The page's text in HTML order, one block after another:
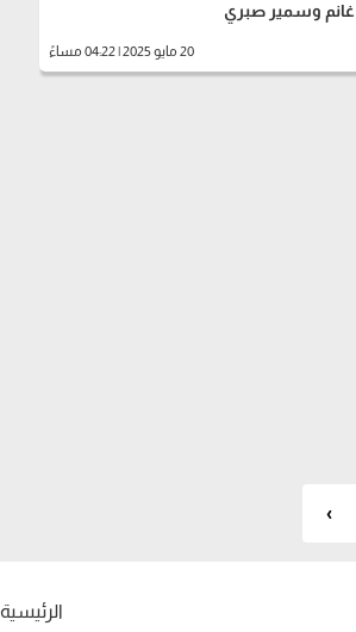
غانم وسمير صبري
20 مايو 2025 | 04:22 مساءً
›
الرئيسية